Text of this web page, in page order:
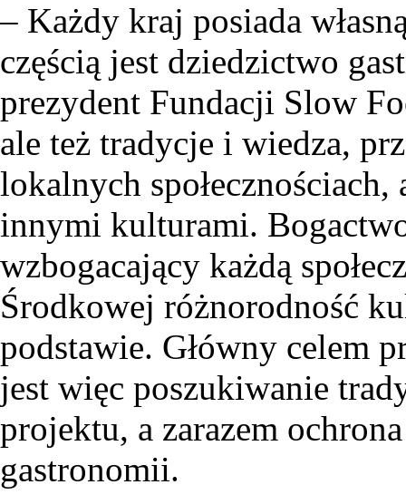
– Każdy kraj posiada
częścią jest dziedzictwo
prezydent Fundacji Slow
ale też tradycje i wiedza,
lokalnych
innymi kulturami.
wzbogacający każdą
Środkowej różnorodność
podstawie. Główny celem
jest więc poszukiwanie
projektu, a zarazem
gastronomii.